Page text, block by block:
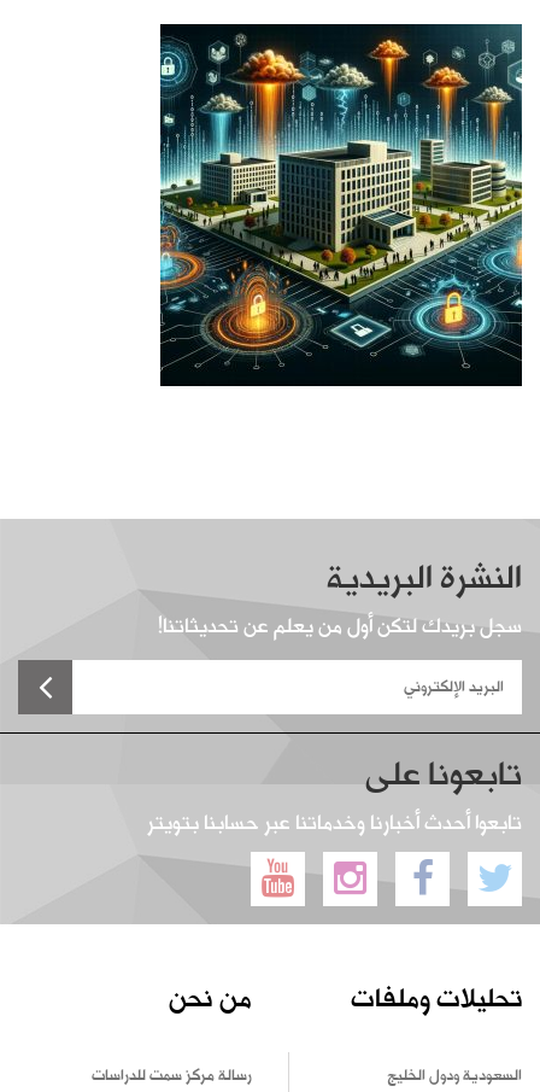
النشرة البريدية
سجل بريدك لتكن أول من يعلم عن تحديثاتنا!
تابعونا على
تابعوا أحدث أخبارنا وخدماتنا عبر حسابنا بتويتر
تحليلات وملفات
السعودية ودول الخليج
من نحن
رسالة مركز سمت للدراسات